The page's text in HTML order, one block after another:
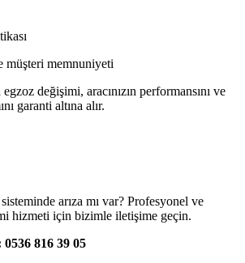
müşteri memnuniyeti
değişimi, aracınızın performansını ve
garanti altına alır.
sisteminde arıza mı var? Profesyonel ve
hizmeti için bizimle iletişime geçin.
816 39 05